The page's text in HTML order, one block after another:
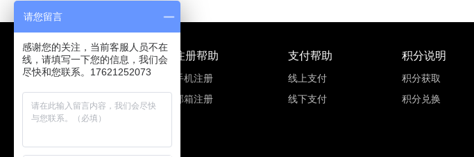
产品说明
产品问题
技术问题
证书下载
注册帮助
手机注册
邮箱注册
支付帮助
线上支付
线下支付
积分说明
积分获取
积分兑换
请您留言
感谢您的关注，当前客服人员不在
线，请填写一下您的信息，我们会
尽快和您联系。17621252073